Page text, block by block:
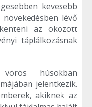
kevesebb
lévő
az okozott
táplálkozásnak
húsokban
jelentkezik.
akiknek az